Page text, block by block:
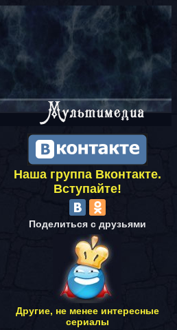
Наша группа Вконтакте.
Вступайте!
Поделиться с друзьями
Другие, не менее интересные
сериалы